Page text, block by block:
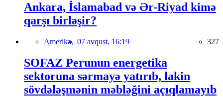
Ankara, İslamabad və Ər-Riyad kimə
qarşı birləşir?
Amerika, 07 avqust, 16:19 327
SOFAZ Perunun energetika
sektoruna sərmayə yatırıb, lakin
sövdələşmənin məbləğini açıqlamayıb